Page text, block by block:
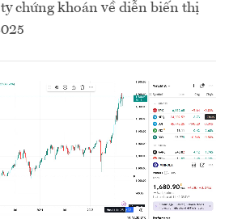
chứng khoán về diễn biến thị